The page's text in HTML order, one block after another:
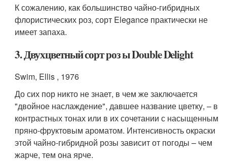
К сожалению, как большинство чайно-гибридных
флористических роз, сорт Elegance практически не
имеет запаха.
3. Двухцветный сорт роз ы Double Delight
Swim, Ellis , 1976
До сих пор никто не знает, в чем же заключается
"двойное наслаждение", давшее название цветку, – в
контрастных тонах или в их сочетании с насыщенным
пряно-фруктовым ароматом. Интенсивность окраски
этой чайно-гибридной розы зависит от погоды – чем
жарче, тем она ярче.